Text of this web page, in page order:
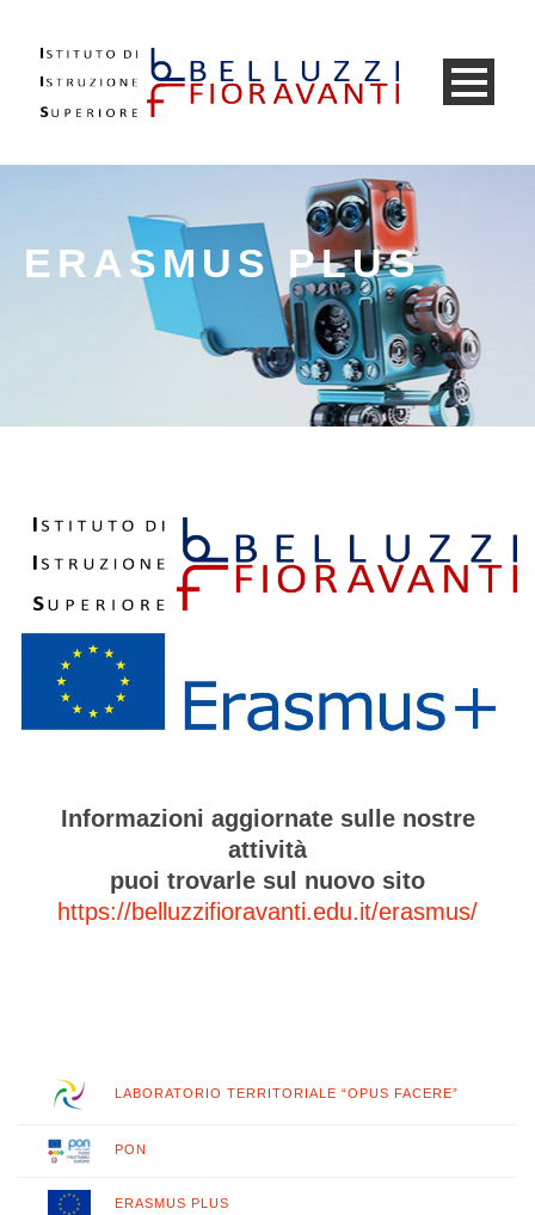
ERASMUS PLUS
Informazioni aggiornate sulle nostre
attività
puoi trovarle sul nuovo sito
https://belluzzifioravanti.edu.it/erasmus/
LABORATORIO TERRITORIALE “OPUS FACERE”
PON
ERASMUS PLUS